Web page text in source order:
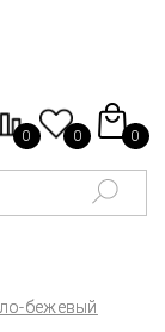
0 0 0
бежевый